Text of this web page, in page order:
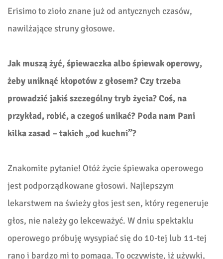
Erisimo to zioło znane już od antycznych czasów,
nawilżające struny głosowe.
Jak muszą żyć, śpiewaczka albo śpiewak operowy,
żeby uniknąć kłopotów z głosem? Czy trzeba
prowadzić jakiś szczególny tryb życia? Coś, na
przykład, robić, a czegoś unikać? Poda nam Pani
kilka zasad – takich „od kuchni”?
Znakomite pytanie! Otóż życie śpiewaka operowego
jest podporządkowane głosowi. Najlepszym
lekarstwem na świeży głos jest sen, który regeneruje
głos, nie należy go lekceważyć. W dniu spektaklu
operowego próbuję wysypiać się do 10-tej lub 11-tej
rano i bardzo mi to pomaga. To oczywiste, iż używki,